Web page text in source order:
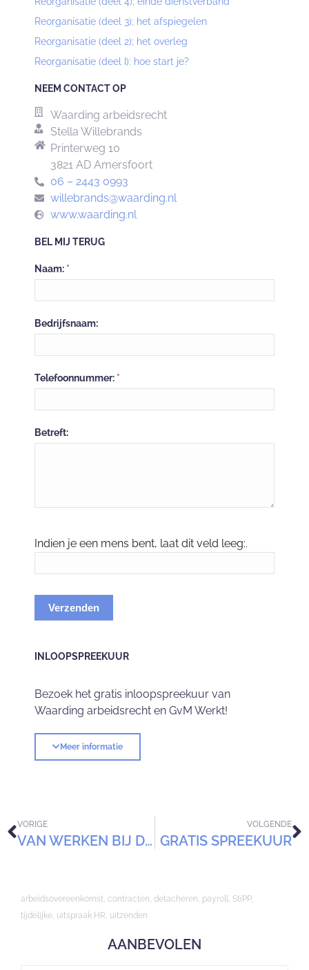
Reorganisatie (deel 3); het afspiegelen
Reorganisatie (deel 2); het overleg
Reorganisatie (deel I): hoe start je?
NEEM CONTACT OP
Waarding arbeidsrecht
Stella Willebrands
Printerweg 10
3821 AD Amersfoort
06 – 2443 0993
willebrands@waarding.nl
www.waarding.nl
BEL MIJ TERUG
Neem
contact
op
Naam: *
Bedrijfsnaam:
Telefoonnummer: *
Betreft:
Indien je een mens bent, laat dit veld leeg:.
Verzenden
INLOOPSPREEKUUR
Bezoek het gratis inloopspreekuur van
Waarding arbeidsrecht en GvM Werkt!
Meer informatie
VORIGE
VAN WERKEN BIJ DE BANK, NAAR VOETEN OP DE BANK
VOLGENDE
GRATIS SPREEKUUR
arbeidsovereenkomst, contracten, detacheren, payroll, StiPP,
tijdelijke, uitspraak HR, uitzenden
AANBEVOLEN